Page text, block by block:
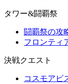
タワー&闘覇祭
闘覇祭の攻
フロンティ
決戦クエスト
コスモアビ